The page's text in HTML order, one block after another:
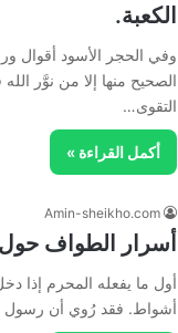
الكعبة.
وفي الحجر الأسود أقوال
الصحيح منها إلا من نوَّر الله
التقوى…
أكمل القراءة »
Amin-sheikho.com
أسرار الطواف
أول ما يفعله المحرم إذا
أشواط. فقد رُوي أن